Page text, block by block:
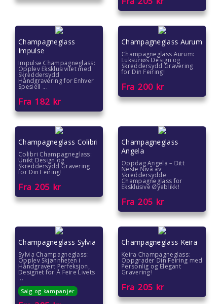
Hvordan pakke inn gave
Champagneglass
Impulse
Impulse Champagneglass:
Opplev Eksklusivitet med
Skreddersydd
Håndgravering for Enhver
Spesiell ...
Fra 182 kr
Champagneglass Aurum
Champagneglass Aurum:
Luksuriøs Design og
Skreddersydd Gravering
for Din Feiring!
Fra 200 kr
Champagneglass Colibri
Colibri Champagneglass:
Unikt Design og
Skreddersydd Gravering
for Din Feiring!
Fra 205 kr
Champagneglass
Angela
Oppdag Angela – Ditt
Neste Nivå av
Skreddersydde
Champagneglass for
Eksklusive Øyeblikk!
Fra 205 kr
Champagneglass Sylvia
Sylvia Champagneglass:
Opplev Skjønnheten i
Håndgravert Perfeksjon,
Designet for Å Feire Livets
...
Salg og kampanjer
Champagneglass Keira
Keira Champagneglass:
Oppgrader Din Feiring med
Personlig og Elegant
Gravering!
Fra 205 kr